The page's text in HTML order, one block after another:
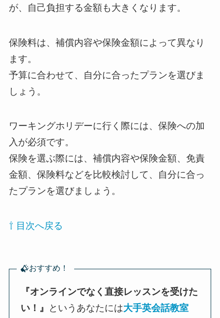
が、自己負担する金額も大きくなります。
保険料は、補償内容や保険金額によって異なり
ます。
予算に合わせて、自分に合ったプランを選びま
しょう。
ワーキングホリデーに行く際には、保険への加
入が必須です。
保険を選ぶ際には、補償内容や保険金額、免責
金額、保険料などを比較検討して、自分に合っ
たプランを選びましょう。
⇧ 目次へ戻る
おすすめ！
『オンラインでなく直接レッスンを受けた
い！』
というあなたには大手英会話教室